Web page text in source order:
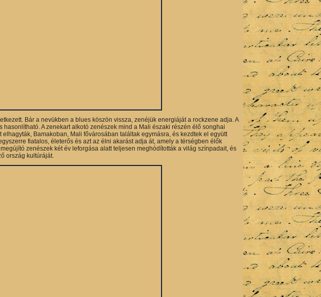
Bár a nevükben a blues köszön vissza, zenéjük energiáját a rockzene adja. A
A zenekart alkotó zenészek mind a Mali északi részén élő songhai
Bamakoban, Mali fővárosában találtak egymásra, és kezdtek el együtt
fiatalos, életerős és azt az élni akarást adja át, amely a térségben élők
zenészek két év leforgása alatt teljesen meghódították a világ színpadait, és
ország kultúráját.